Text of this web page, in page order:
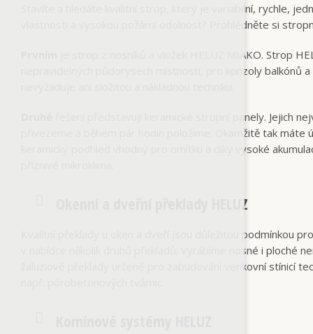
Stavíte a hledáte kvalitní strop, který je variabilní, rychle,
vlastnosti a vysokou požární odolnost? Prohlédněte si
je strop z nosníků a vložek HELUZ MIAKO. Strop
nepravidelných půdorysech místností, pro konzoly balkónů
řešení představují keramické stropní panely. Jejich
přivezeme a během pár hodin položíme. Okamžitě tak
keramický podhled vhodný pro omítku a díky vysoké
Okenní a dveřní překlady HELUZ
Kvalitní překlady u oken a dveří jsou důležitou podmínkou
v nabídce několik druhů překladů. Vyrábíme nosné i ploché
žaluziové překlady určené pro zabudování venkovní stínicí